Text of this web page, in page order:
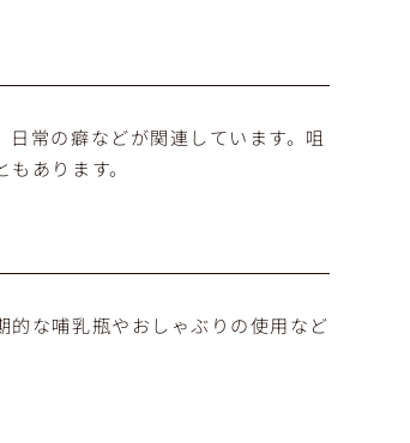
常の癖などが関連しています。咀
あります。
な哺乳瓶やおしゃぶりの使用など